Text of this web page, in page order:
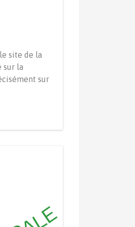
site de la
sur la
sur